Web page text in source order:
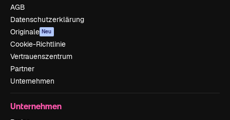
AGB
Datenschutzerklärung
Originale Neu
Cookie-Richtlinie
Vertrauenszentrum
Partner
Unternehmen
Unternehmen